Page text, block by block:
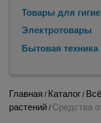
Товары для
Электротовары
Бытовая техника
Главная / Каталог /
растений / Средства